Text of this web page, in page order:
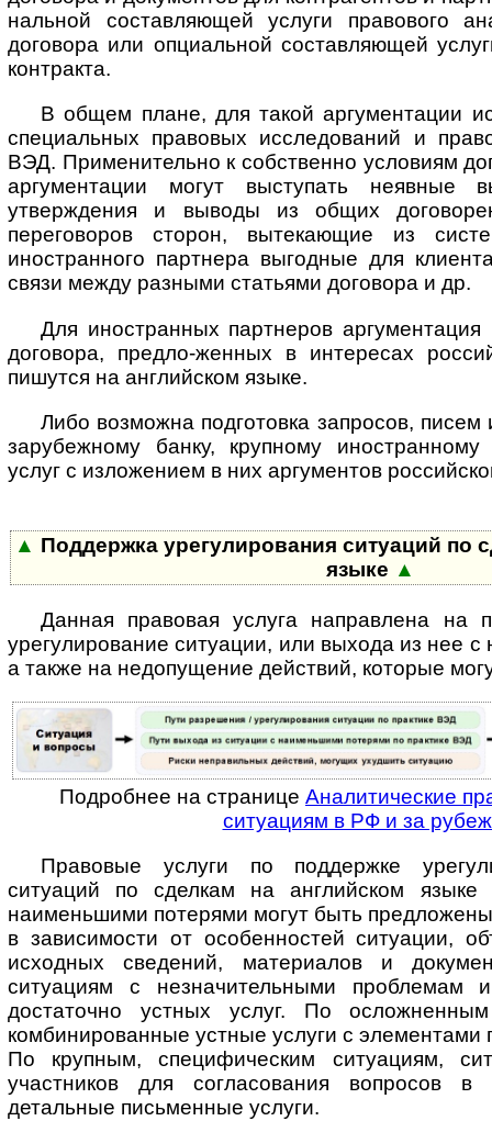
наль­ной составляющей услуги правового
договора или опциальной со­став­ля­ю­щей
контракта.
В общем плане, для такой аргументации
специальных правовых исследований и
ВЭД. Применительно к собственно условиям
аргументации могут выступать неявные
утверждения и выводы из общих
переговоров сторон, вытекающие из
иностранного партнера выгодные для
связи между разными статьями договора и др.
Для иностранных партнеров
договора, предло-женных в интересах
пишутся на английском языке.
Либо возможна подготовка запросов, писем
зарубежному банку, крупному
услуг с изложением в них аргументов
▲ Поддержка урегулирования ситуаций по
языке ▲
Данная правовая услуга направлена на
урегулирование ситуации, или выхода из нее
а также на недопущение действий, которые
Подробнее на странице Аналитические
ситуациям в РФ и за
Правовые услуги по поддержке
ситуаций по сделкам на английском
наименьшими потерями могут быть
в зависимости от особенностей ситуации,
исходных сведений, материалов и
ситуациям с незначительными проблемам
достаточно устных услуг. По
комбинированные устные услуги с элементами
По крупным, специфическим ситуациям,
участников для согласования вопросов в
детальные письменные услуги.